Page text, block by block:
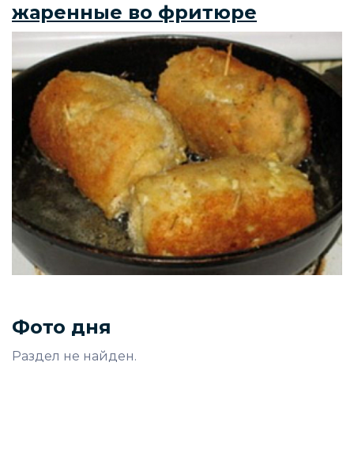
жаренные во фритюре
Фото дня
Раздел не найден.